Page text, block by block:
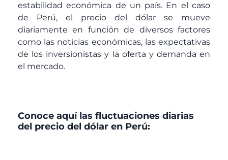
estabilidad económica de un país. En el caso
de Perú, el precio del dólar se mueve
diariamente en función de diversos factores
como las noticias económicas, las expectativas
de los inversionistas y la oferta y demanda en
el mercado.
Conoce aquí las fluctuaciones diarias
del precio del dólar en Perú: